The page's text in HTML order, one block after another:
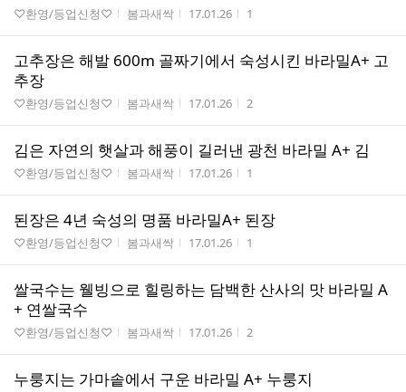
게시판명
♡환영/등업신청♡ 작성자
봄과새싹 작성시간
17.01.26 조회수
1
고추장은 해발 600m 골짜기에서 숙성시킨 바라밀A+ 고
추장
게시판명
♡환영/등업신청♡ 작성자
봄과새싹 작성시간
17.01.26 조회수
2
김은 자연의 햇살과 해풍이 길러낸 광천 바라밀 A+ 김
게시판명
♡환영/등업신청♡ 작성자
봄과새싹 작성시간
17.01.26 조회수
1
된장은 4년 숙성의 명품 바라밀A+ 된장
게시판명
♡환영/등업신청♡ 작성자
봄과새싹 작성시간
17.01.26 조회수
1
쌀국수는 웰빙으로 힐링하는 담백한 산사의 맛 바라밀 A
+ 연쌀국수
게시판명
♡환영/등업신청♡ 작성자
봄과새싹 작성시간
17.01.26 조회수
2
누룽지는 가마솥에서 구운 바라밀 A+ 누룽지